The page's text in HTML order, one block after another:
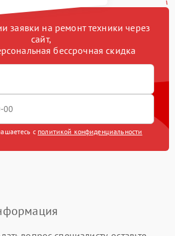
заявки на ремонт техники через
сайт,
бессрочная скидка
с политикой конфиденциальности